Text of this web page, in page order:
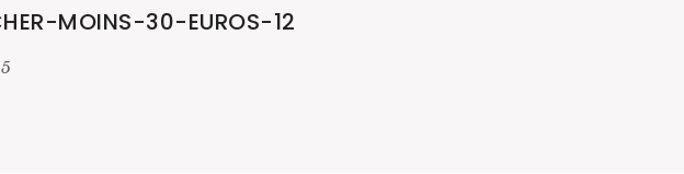
MOINS-30-EUROS-12